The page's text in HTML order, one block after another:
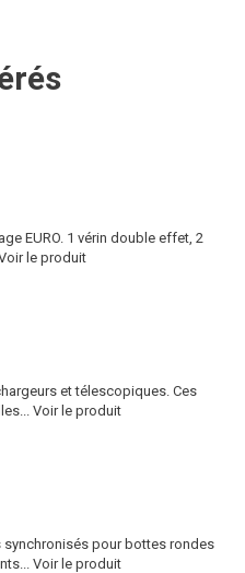
EURO. 1 vérin double effet, 2
le produit
et télescopiques. Ces
Voir le produit
synchronisés pour bottes rondes
Voir le produit